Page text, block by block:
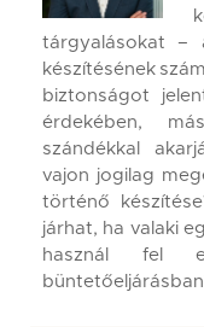
tárgyalásokat –
készítésének
biztonságot
érdekében,
szándékkal
vajon jogilag
történő
járhat, ha valaki
használ fel